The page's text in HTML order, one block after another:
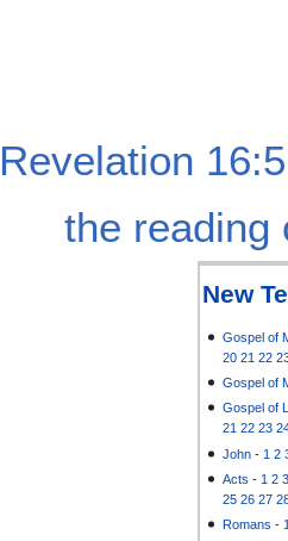
Revelation
the reading
New
Gospel of
20 21 22
Gospel of
Gospel of
21 22 23
John - 1 2
Acts - 1 2
25 26 27
Romans -